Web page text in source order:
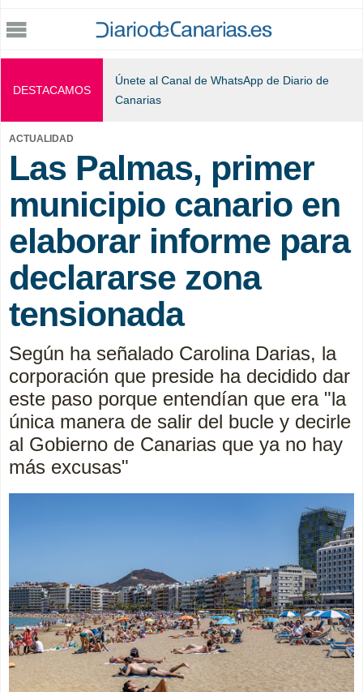
DESTACAMOS
Únete al Canal de WhatsApp de Diario de
Canarias
ACTUALIDAD
Las Palmas, primer
municipio canario en
elaborar informe para
declararse zona
tensionada
Según ha señalado Carolina Darias, la
corporación que preside ha decidido dar
este paso porque entendían que era "la
única manera de salir del bucle y decirle
al Gobierno de Canarias que ya no hay
más excusas"